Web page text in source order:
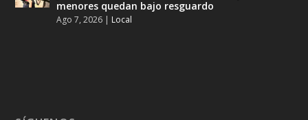
menores quedan bajo resguardo
Ago 7, 2026 | Local